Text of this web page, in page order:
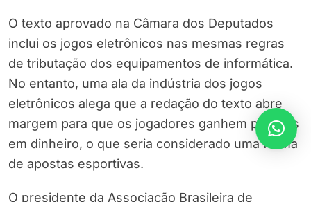
O texto aprovado na Câmara dos Deputados
inclui os jogos eletrônicos nas mesmas regras
de tributação dos equipamentos de informática.
No entanto, uma ala da indústria dos jogos
eletrônicos alega que a redação do texto abre
margem para que os jogadores ganhem prêmios
em dinheiro, o que seria considerado uma forma
de apostas esportivas.
O presidente da Associação Brasileira de